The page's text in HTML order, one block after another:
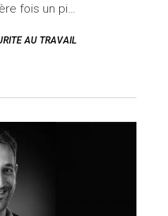
fois un pi…
AU TRAVAIL